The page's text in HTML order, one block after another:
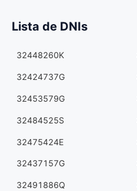
Lista de DNIs
32448260K
32424737G
32453579G
32484525S
32475424E
32437157G
32491886Q